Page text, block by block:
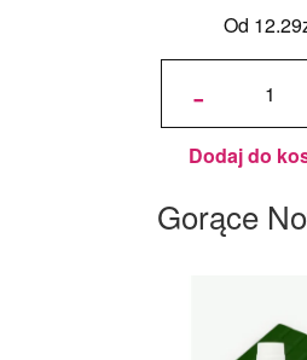
Od 12.29
-
ilość 12
pod tort
Okrągły
Srebrno-
Złoty Ø
16 cm, h
Decora
Dodaj do
Gorące